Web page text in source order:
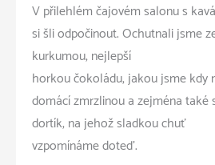
V přilehlém čajovém salonu s
si šli odpočinout. Ochutnali jsme
kurkumou, nejlepší
horkou čokoládu, jakou jsme kdy
domácí zmrzlinou a zejména
dortík, na jehož sladkou chuť
vzpomínáme doteď.